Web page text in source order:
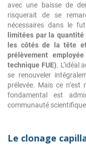
avec une baisse de
risquerait de se
nécessaires dans le
limitées par la
les côtés de la tête
prélèvement
technique FUE). L’idéal
se renouveler
prélevée. Mais ce
fondamental est
communauté
Le clonage